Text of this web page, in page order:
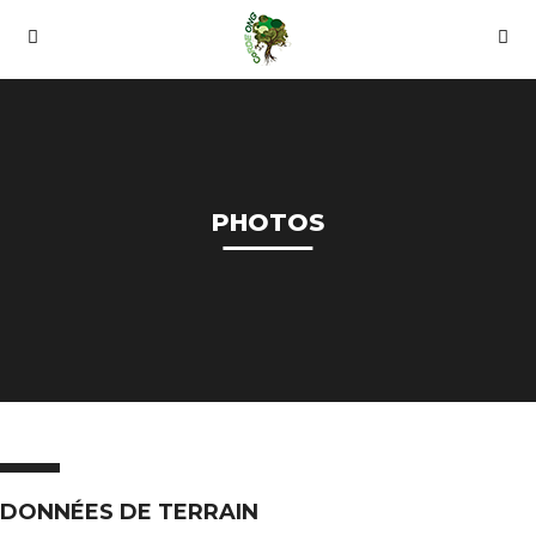
PHOTOS
DONNÉES DE TERRAIN